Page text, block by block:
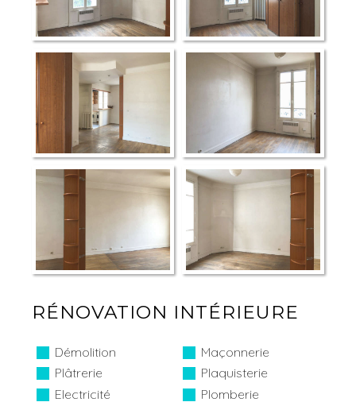
RÉNOVATION INTÉRIEURE
Démolition
Maçonnerie
Plâtrerie
Plaquisterie
Electricité
Plomberie